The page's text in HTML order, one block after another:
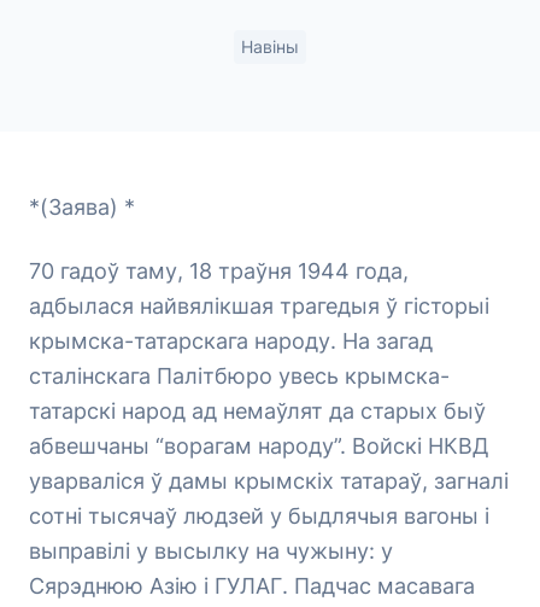
Навіны
*(Заява) *
70 гадоў таму, 18 траўня 1944 года,
адбылася найвялікшая трагедыя ў гісторыі
крымска-татарскага народу. На загад
сталінскага Палітбюро увесь крымска-
татарскі народ ад немаўлят да старых быў
абвешчаны “ворагам народу”. Войскі НКВД
уварваліся ў дамы крымскіх татараў, загналі
сотні тысячаў людзей у быдлячыя вагоны і
выправілі у высылку на чужыну: у
Сярэднюю Азію і ГУЛАГ. Падчас масавага